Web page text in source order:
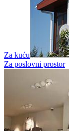
Za kuću
Za poslovni prostor